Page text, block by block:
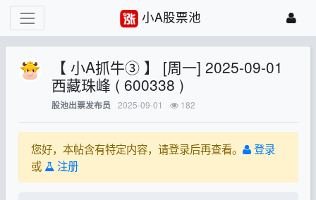
小A股票池
【 小A抓牛③ 】 [周一] 2025-09-01
西藏珠峰 ( 600338 )
股池出票发布员 2025-09-01 182
您好，本帖含有特定内容，请登录后再查看。
登录
或
注册